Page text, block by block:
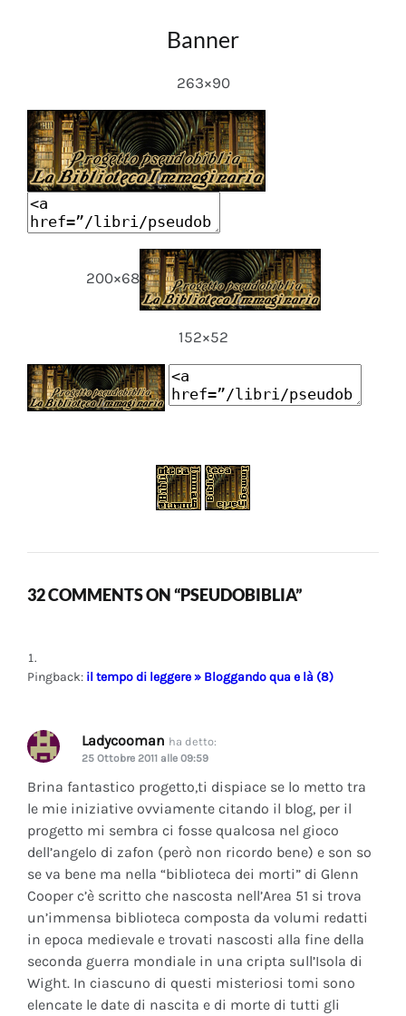
Banner
263×90
200×68
152×52
32 COMMENTS ON “PSEUDOBIBLIA”
Pingback: il tempo di leggere » Bloggando qua e là (8)
Ladycooman ha detto:
25 Ottobre 2011 alle 09:59
Brina fantastico progetto,ti dispiace se lo metto tra
le mie iniziative ovviamente citando il blog, per il
progetto mi sembra ci fosse qualcosa nel gioco
dell’angelo di zafon (però non ricordo bene) e son so
se va bene ma nella “biblioteca dei morti” di Glenn
Cooper c’è scritto che nascosta nell’Area 51 si trova
un’immensa biblioteca composta da volumi redatti
in epoca medievale e trovati nascosti alla fine della
seconda guerra mondiale in una cripta sull’Isola di
Wight. In ciascuno di questi misteriosi tomi sono
elencate le date di nascita e di morte di tutti gli